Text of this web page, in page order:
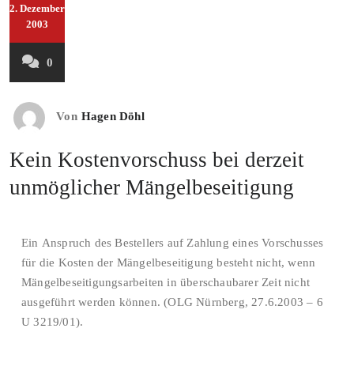
2. Dezember
2003
0
Von Hagen Döhl
Kein Kostenvorschuss bei derzeit
unmöglicher Mängelbeseitigung
Ein Anspruch des Bestellers auf Zahlung eines Vorschusses
für die Kosten der Mängelbeseitigung besteht nicht, wenn
Mängelbeseitigungsarbeiten in überschaubarer Zeit nicht
ausgeführt werden können. (OLG Nürnberg, 27.6.2003 – 6
U 3219/01).